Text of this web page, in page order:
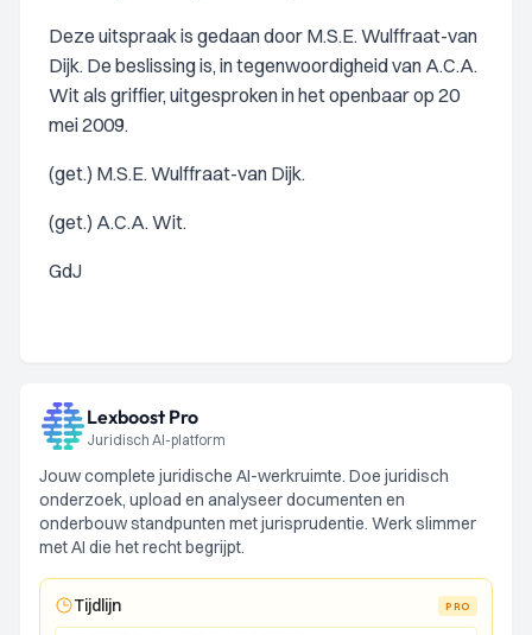
Deze uitspraak is gedaan door M.S.E. Wulffraat-van
Dijk. De beslissing is, in tegenwoordigheid van A.C.A.
Wit als griffier, uitgesproken in het openbaar op 20
mei 2009.
(get.) M.S.E. Wulffraat-van Dijk.
(get.) A.C.A. Wit.
GdJ
Lexboost Pro
Juridisch AI-platform
Jouw complete juridische AI-werkruimte. Doe juridisch
onderzoek, upload en analyseer documenten en
onderbouw standpunten met jurisprudentie. Werk slimmer
met AI die het recht begrijpt.
Tijdlijn PRO